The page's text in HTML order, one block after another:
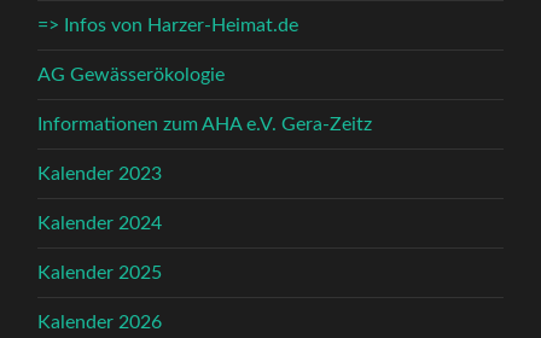
=> Infos von Harzer-Heimat.de
AG Gewässerökologie
Informationen zum AHA e.V. Gera-Zeitz
Kalender 2023
Kalender 2024
Kalender 2025
Kalender 2026